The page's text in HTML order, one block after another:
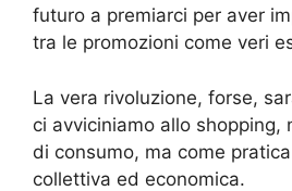
futuro a premiarci per aver
tra le promozioni come veri
La vera rivoluzione, forse,
ci avviciniamo allo shopping,
di consumo, ma come
collettiva ed economica.